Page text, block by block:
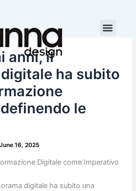
anni, il
ha subito
le
June 16, 2025
Digitale come Imperativo
digitale ha subito una